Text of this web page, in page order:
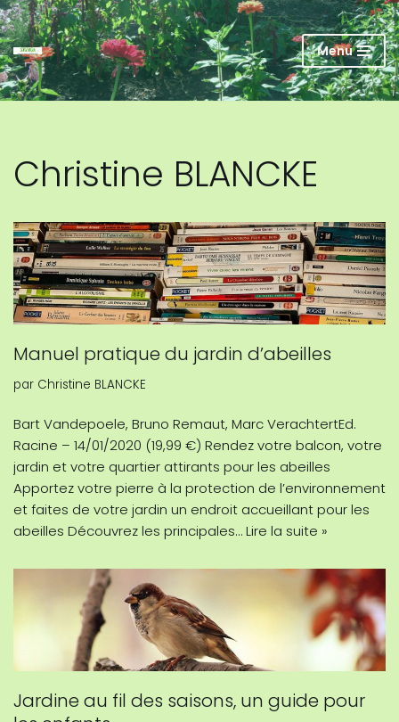
Aller
au
contenu
Menu
Christine BLANCKE
Manuel pratique du jardin d’abeilles
par Christine BLANCKE
Bart Vandepoele, Bruno Remaut, Marc VerachtertEd.
Racine – 14/01/2020 (19,99 €) Rendez votre balcon, votre
jardin et votre quartier attirants pour les abeilles
Apportez votre pierre à la protection de l’environnement
et faites de votre jardin un endroit accueillant pour les
abeilles Découvrez les principales…Lire la suite »
Jardine au fil des saisons, un guide pour